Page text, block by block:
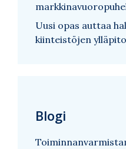
Uusi opas auttaa
kiinteistöjen
Blogi